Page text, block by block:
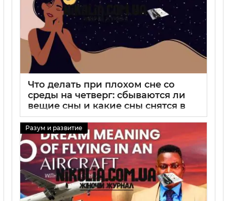
Что делать при плохом сне со
среды на четверг: сбываются ли
вещие сны и какие сны снятся в
этот период
29 08 2025
Разум и развитие